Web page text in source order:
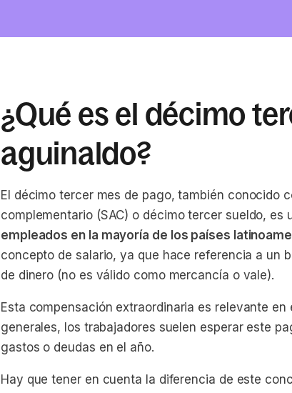
¿Qué es el décimo
aguinaldo?
El décimo tercer mes de pago, también conocido
complementario (SAC) o décimo tercer sueldo, es
empleados en la mayoría de los países
concepto de salario, ya que hace referencia a un
de dinero (no es válido como mercancía o vale).
Esta compensación extraordinaria es relevante
generales, los trabajadores suelen esperar este
gastos o deudas en el año.
Hay que tener en cuenta la diferencia de este